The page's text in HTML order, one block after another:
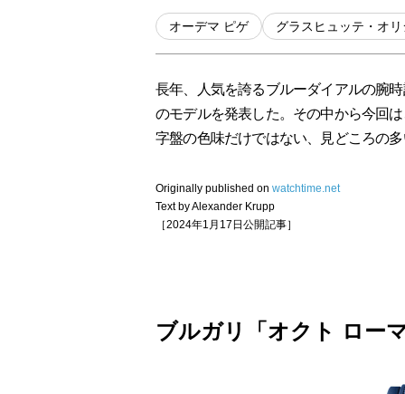
オーデマ ピゲ グラスヒュッテ・オ
長年、人気を誇るブルーダイアルの腕
のモデルを発表した。その中から今回
字盤の色味だけではない、見どころの
Originally published on watchtime.net
Text by Alexander Krupp
［2024年1月17日公開記事］
ブルガリ「オクト ロー